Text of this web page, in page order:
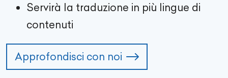
Servirà la traduzione in più lingue di
contenuti
Approfondisci con noi